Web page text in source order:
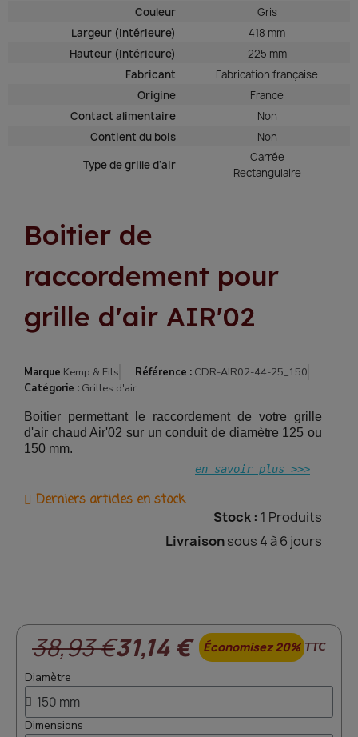
Couleur
Gris
Largeur (Intérieure)
418 mm
Hauteur (Intérieure)
225 mm
Fabricant
Fabrication française
Origine
France
Contact alimentaire
Non
Contient du bois
Non
Type de grille d'air
Carrée
Rectangulaire
Boitier de
raccordement pour
grille d'air AIR'02
Marque Kemp & Fils Référence : CDR-AIR02-44-25_150
Catégorie : Grilles d'air
Boitier permettant le raccordement de votre grille
d'air chaud Air'02 sur un conduit de diamètre 125 ou
150 mm.
en savoir plus >>>
Derniers articles en stock
Stock : 1 Produits
Livraisonsous 4 à 6 jours
38,93 €31,14 € Économisez 20% TTC
Diamètre
Dimensions